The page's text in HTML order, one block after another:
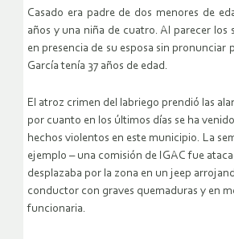
Casado era padre de dos menores de
años y una niña de cuatro. Al parecer los
en presencia de su esposa sin pronunciar
García tenía 37 años de edad.
El atroz crimen del labriego prendió las
por cuanto en los últimos días se ha
hechos violentos en este municipio. La
ejemplo – una comisión de IGAC fue
desplazaba por la zona en un jeep
conductor con graves quemaduras y en
funcionaria.